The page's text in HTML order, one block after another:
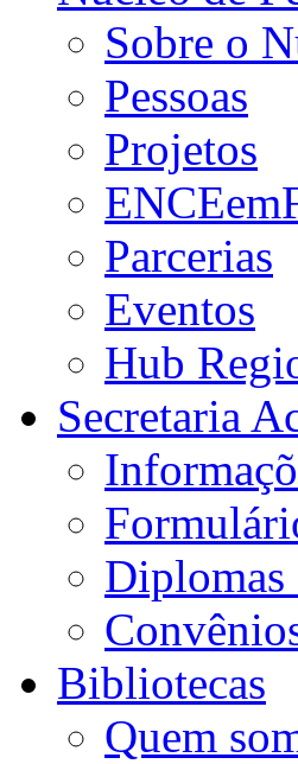
Sobre o
Pessoas
Projetos
Parcerias
Eventos
Hub
Secretaria
Diplomas
Bibliotecas
Quem